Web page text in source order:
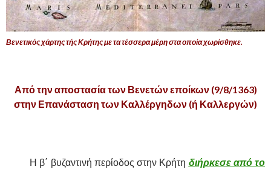
Βενετικός χάρτης τής Κρήτης με τα τέσσερα μέρη στα οποία χωρίσθηκε.
Από την αποστασία των Βενετών εποίκων (9/8/1363)
στην Επανάσταση των Καλλέργηδων (ή Καλλεργών)
Η β΄ βυζαντινή περίοδος στην Κρήτη διήρκεσε από το